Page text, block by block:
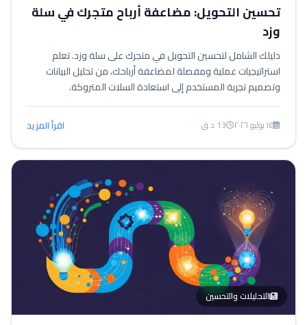
تحسين التحويل: مضاعفة أرباح متجرك في سلة
وزد
دليلك الشامل لتحسين التحويل في متجرك على سلة وزد. تعلم
استراتيجيات عملية ومفصلة لمضاعفة أرباحك، من تحليل البيانات
وتصميم تجربة المستخدم إلى استعادة السلات المتروكة.
١٤ يوليو ٢٠٢٦ 13 د.ق اقرأ المزيد
التحليلات والتحسين